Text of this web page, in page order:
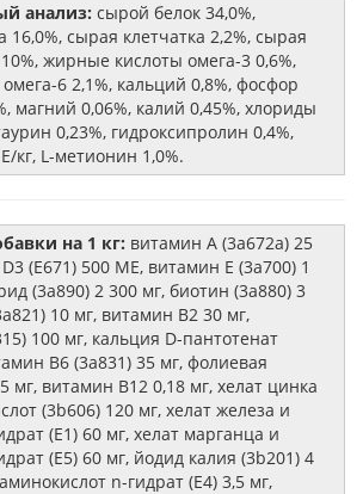
анализ: сырой белок 34,0%,
сырая клетчатка 2,2%, сырая
жирные кислоты омега-3 0,6%,
6 2,1%, кальций 0,8%, фосфор
магний 0,06%, калий 0,45%, хлориды
0,23%, гидроксипролин 0,4%,
кг, L-метионин 1,0%.
на 1 кг: витамин А (3a672a) 25
(E671) 500 ME, витамин E (3a700) 1
(3a890) 2 300 мг, биотин (3a880) 3
10 мг, витамин В2 30 мг,
100 мг, кальция D-пантотенат
В6 (3a831) 35 мг, фолиевая
мг, витамин В12 0,18 мг, хелат цинка
(3b606) 120 мг, xелат железа и
(E1) 60 мг, xелат марганца и
(E5) 60 мг, йодид калия (3b201) 4
n-гидрат (E4) 3,5 мг,